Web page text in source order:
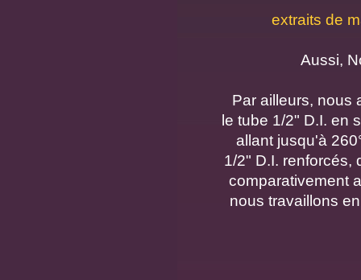
extraits de
Aussi,
Par ailleurs, nous
le tube 1/2" D.I. en
allant jusqu'à
1/2" D.I. renforcés,
comparativement
nous travaillons